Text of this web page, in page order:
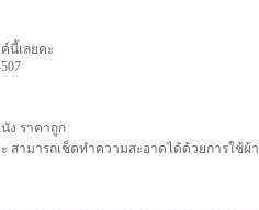
นี้เลยคะ
ง ราคาถูก
สามารถเช็ดทำความสะอาดได้ด้วยการใช้ผ้า